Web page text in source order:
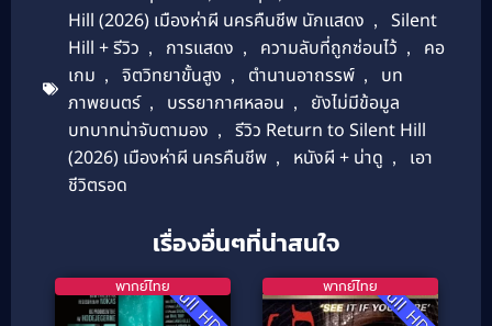
Hill (2026) เมืองห่าผี นครคืนชีพ นักแสดง ,
Silent
Hill + รีวิว , การแสดง , ความลับที่ถูกซ่อนไว้ ,
คอ
เกม , จิตวิทยาขั้นสูง , ตำนานอาถรรพ์ ,
บท
ภาพยนตร์ , บรรยากาศหลอน ,
ยังไม่มีข้อมูล
บทบาทน่าจับตามอง ,
รีวิว Return to Silent Hill
(2026) เมืองห่าผี นครคืนชีพ , หนังผี + น่าดู ,
เอา
ชีวิตรอด
เรื่องอื่นๆที่น่าสนใจ
Full HD
พากย์ไทย Full HD
พากย์ไทย